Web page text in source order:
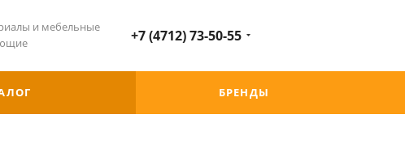
и мебельные
+7 (4712) 73-50-55
БРЕНДЫ